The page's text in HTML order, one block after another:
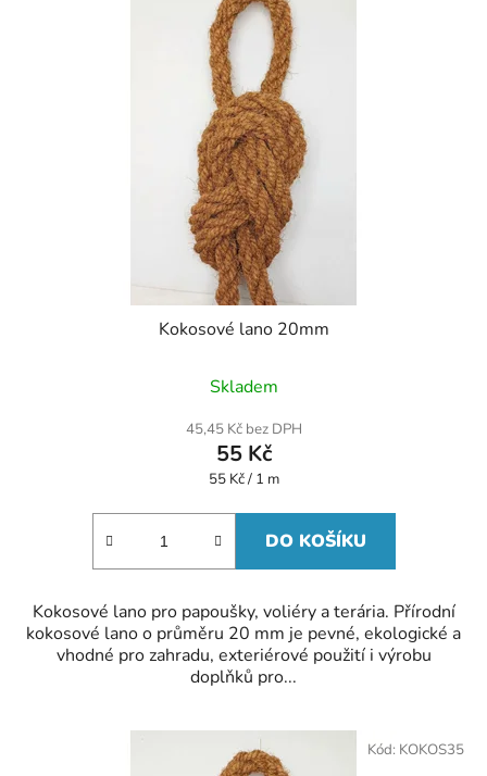
Kokosové lano 20mm
Skladem
45,45 Kč bez DPH
55 Kč
Měrná
55 Kč / 1 m
DO KOŠÍKU
Kokosové lano pro papoušky, voliéry a terária. Přírodní
kokosové lano o průměru 20 mm je pevné, ekologické a
vhodné pro zahradu, exteriérové použití i výrobu
doplňků pro...
Kód: KOKOS35